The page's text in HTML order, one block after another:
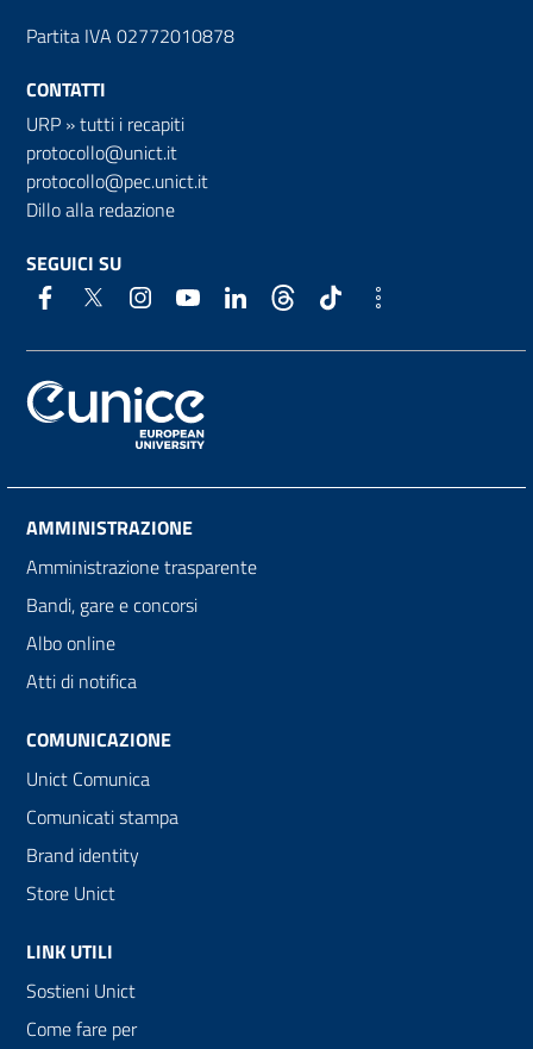
Partita IVA 02772010878
CONTATTI
URP »tutti i recapiti
protocollo@unict.it
protocollo@pec.unict.it
Dillo alla redazione
SEGUICI SU
AMMINISTRAZIONE
Amministrazione trasparente
Bandi, gare e concorsi
Albo online
Atti di notifica
COMUNICAZIONE
Unict Comunica
Comunicati stampa
Brand identity
Store Unict
LINK UTILI
Sostieni Unict
Come fare per